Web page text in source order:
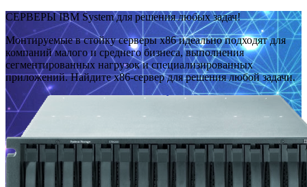
СЕРВЕРЫ IBM System для решения любых задач!
Монтируемые в стойку серверы x86 идеально подходят для
компаний малого и среднего бизнеса, выполнения
сегментированных нагрузок и специализированных
приложений. Найдите x86-сервер для решения любой задачи.